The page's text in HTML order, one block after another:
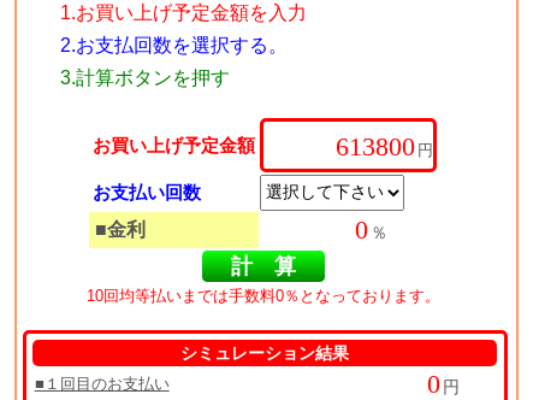
1.お買い上げ予定金額を入力
2.お支払回数を選択する。
3.計算ボタンを押す
お買い上げ予定金額 円
お支払い回数
■金利
％
10回均等払いまでは手数料0％となっております。
シミュレーション結果
■１回目のお支払い 円